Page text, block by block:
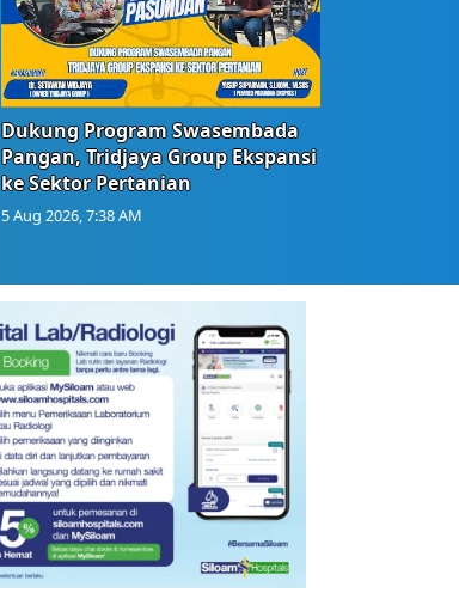
Dukung Program Swasembada
Pangan, Tridjaya Group Ekspansi
ke Sektor Pertanian
5 Aug 2026, 7:38 AM